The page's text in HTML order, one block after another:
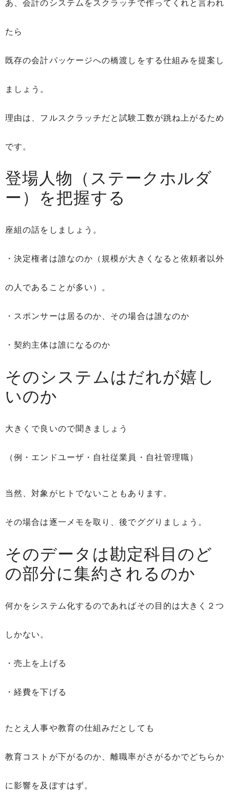
あ、会計のシステムをスクラッチで作ってくれと言われ
たら
既存の会計パッケージへの橋渡しをする仕組みを提案し
ましょう。
理由は、フルスクラッチだと試験工数が跳ね上がるため
です。
登場人物（ステークホルダ
ー）を把握する
座組の話をしましょう。
・決定権者は誰なのか（規模が大きくなると依頼者以外
の人であることが多い）。
・スポンサーは居るのか、その場合は誰なのか
・契約主体は誰になるのか
そのシステムはだれが嬉し
いのか
大きくで良いので聞きましょう
（例・エンドユーザ・自社従業員・自社管理職）
当然、対象がヒトでないこともあります。
その場合は逐一メモを取り、後でググりましょう。
そのデータは勘定科目のど
の部分に集約されるのか
何かをシステム化するのであればその目的は大きく２つ
しかない。
・売上を上げる
・経費を下げる
たとえ人事や教育の仕組みだとしても
教育コストが下がるのか、離職率がさがるかでどちらか
に影響を及ぼすはず。